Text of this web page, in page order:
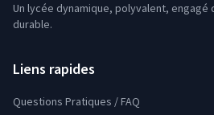
Un lycée dynamique, polyvalent,
durable.
Liens rapides
Questions Pratiques / FAQ